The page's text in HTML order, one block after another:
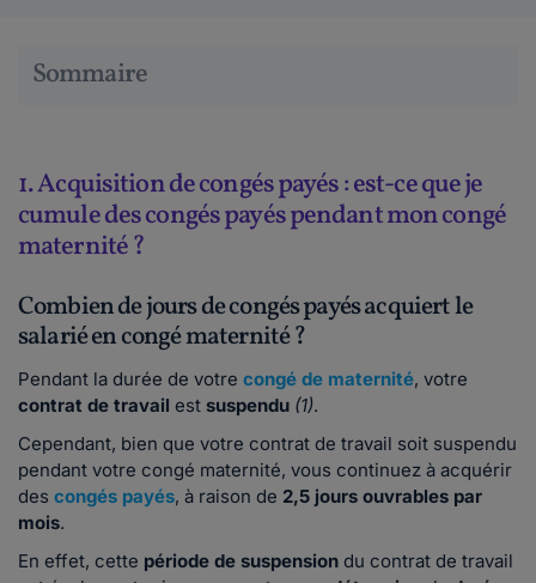
Sommaire
1. Acquisition de congés payés : est-ce que je
cumule des congés payés pendant mon congé
maternité ?
Combien de jours de congés payés acquiert le
salarié en congé maternité ?
Pendant la durée de votre congé de maternité, votre
contrat de travail est suspendu (1).
Cependant, bien que votre contrat de travail soit suspendu
pendant votre congé maternité, vous continuez à acquérir
des congés payés, à raison de 2,5 jours ouvrables par
mois.
En effet, cette période de suspension du contrat de travail